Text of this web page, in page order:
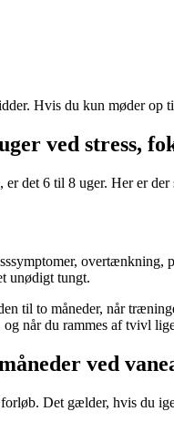
Hvis du kun møder
ved stress,
det 6 til 8 uger. Her er
overtænkning,
unødigt tungt.
til to måneder, når
og når du rammes af tvivl
ved
Det gælder, hvis du